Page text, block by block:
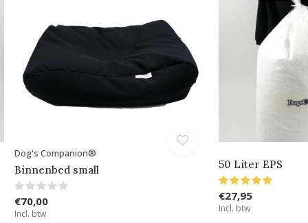
Dog's Companion®
Binnenbed small
€70,00
Incl. btw
50 Liter EPS
€27,95
Incl. btw